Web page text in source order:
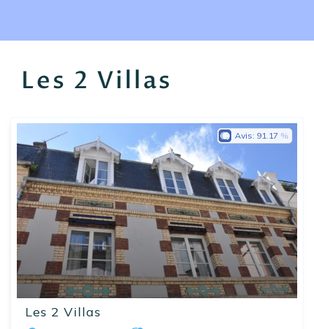
Les 2 Villas
Les 2 Villas
Avis: 91.17